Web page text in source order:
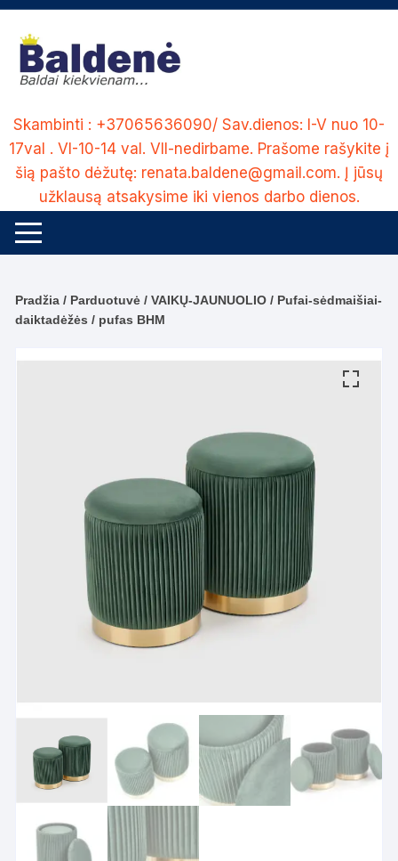
Skip
content
Skambinti : +37065636090/ Sav.dienos: I-V nuo 10-
17val . VI-10-14 val. VII-nedirbame. Prašome rašykite į
šią pašto dėžutę: renata.baldene@gmail.com. Į jūsų
užklausą atsakysime iki vienos darbo dienos.
Pradžia / Parduotuvė /VAIKŲ-JAUNUOLIO / Pufai-sėdmaišiai-
daiktadėžės / pufas BHM